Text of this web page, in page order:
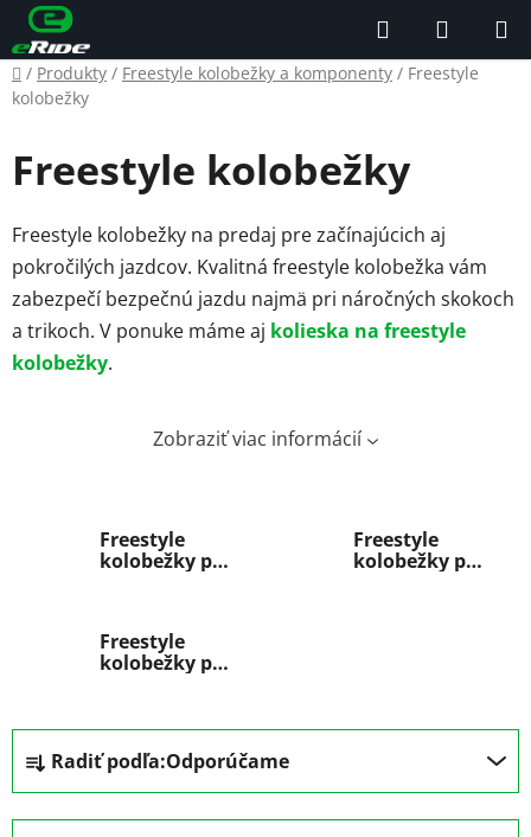
Prejsť
na
obsah
Hľadať
KOŠÍK
Domov
/ Produkty / Freestyle kolobežky a komponenty / Freestyle
kolobežky
Freestyle kolobežky
Freestyle kolobežky na predaj pre začínajúcich aj
pokročilých jazdcov. Kvalitná freestyle kolobežka vám
zabezpečí bezpečnú jazdu najmä pri náročných skokoch
a trikoch. V ponuke máme aj kolieska na freestyle
kolobežky.
Zobraziť viac informácií
Freestyle
kolobežky pre
Freestyle
kolobežky pre
Freestyle
kolobežky pre
R
a
d
Radiť podľa:Odporúčame